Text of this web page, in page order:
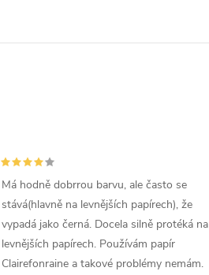
Má hodně dobrrou barvu, ale často se
stává(hlavně na levnějších papírech), že
vypadá jako černá. Docela silně protéká na
levnějších papírech. Používám papír
Clairefonraine a takové problémy nemám.